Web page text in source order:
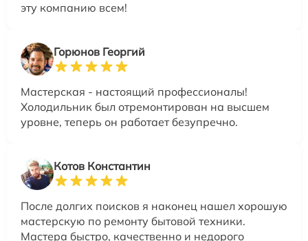
эту компанию всем!
Горюнов Георгий
Мастерская - настоящий профессионалы!
Холодильник был отремонтирован на высшем
уровне, теперь он работает безупречно.
Котов Константин
После долгих поисков я наконец нашел хорошую
мастерскую по ремонту бытовой техники.
Мастера быстро, качественно и недорого